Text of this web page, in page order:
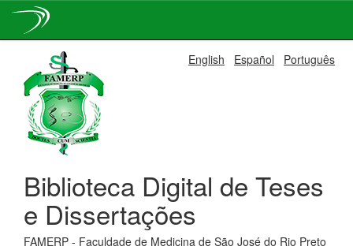
navigation
English Español Português
Biblioteca Digital de Teses
e Dissertações
FAMERP - Faculdade de Medicina de São José do Rio Preto